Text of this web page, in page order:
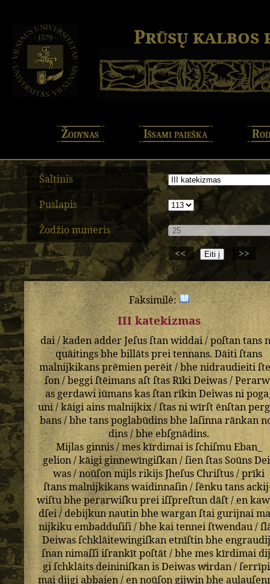
Prūsų kalbos
Žodynas Išsami paieška
Šaltinis
Puslapis
Žodžio numeris
<<
>>
Faksimilė:
III katekizmas
dai/kadenadderJeſusſtanwiddai/poſtantans
quāitingsbhebillāts prei tennans.Dāiti ſtans
malnijkikansprēmienperēit/bhenidraudieiti
ſon/beggiſtēimans aſt ſtasRīkiDeiwas/
asgerdawiiūmanskasſtanrīkinDeiwasni
uni/kāigiainsmalnijkix/ſtasniwīrſtēnſtan
bans/bhe tanspoglabūdinsbhelaſinnarānkan
dins/bheebſgnādins.
Mijlasginnis/meskīrdimaiisſchiſmu Eban_
gelion/kāigiginnewīngiſkan/ſienſtasSoūns
was/noūſonmijls rikijs JheſusChriſtus/prīki
ſtansmalnijkikanswaidinnaſin/ſēnku tans
wiſtubheperarwiſkupreiiſſpreſtundāſt/en
dſei/debijkunnautinbhewargan ſtaigurijnai
nijkikuembadduſiſi/bhekaitenneiſtwendau/
Deiwasſchklāitewingiſkan etnīſtinbhe
ſnan nimaſſiiſrankītpoſtāt/bhemes kīrdimai
giſchklāitsdeininiſkanisDeiwaswirdan/
maidijgiabbaien/ennoūſongijwinbhe